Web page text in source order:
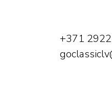
+371